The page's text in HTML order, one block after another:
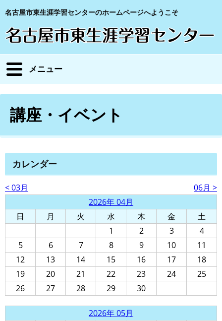
名古屋市東生涯学習センターのホームページへようこそ
メニュー
講座・イベント
カレンダー
< 03月
06月 >
2026年 04月
日
月 火 水 木 金
土
1
2 3
4
5
6 7 8 9 10
11
12
13 14 15 16 17
18
19
20 21 22 23 24
25
26
27 28 29 30
2026年 05月